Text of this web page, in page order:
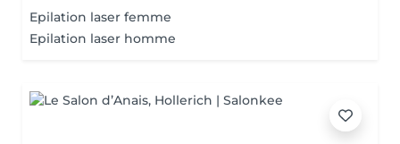
Epilation laser femme
Epilation laser homme